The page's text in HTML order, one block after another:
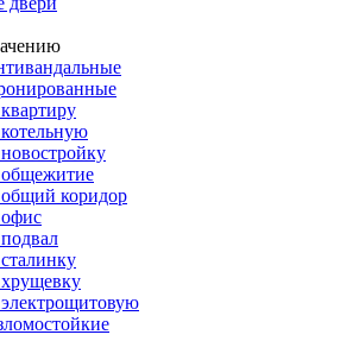
коридор